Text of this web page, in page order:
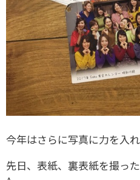
今年はさらに写真に力を入れ
先日、表紙、裏表紙を撮っ